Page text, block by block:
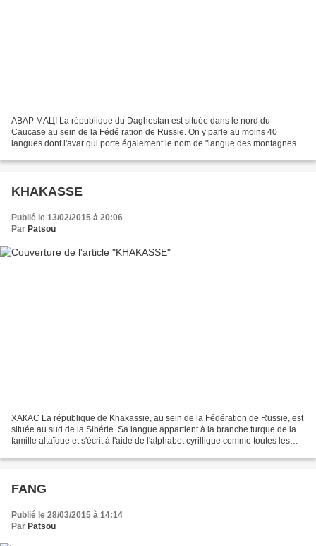
АВАР МАЦӀ La république du Daghestan est située dans le nord du
Caucase au sein de la Fédé ration de Russie. On y parle au moins 40
langues dont l'avar qui porte également le nom de "langue des montagnes"
KHAKASSE
Publié le 13/02/2015 à 20:06
Par Patsou
ХАКАС La république de Khakassie, au sein de la Fédération de Russie, est
située au sud de la Sibérie. Sa langue appartient à la branche turque de la
famille altaïque et s'écrit à l'aide de l'alphabet cyrillique comme toutes les
FANG
Publié le 28/03/2015 à 14:14
Par Patsou